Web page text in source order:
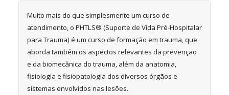
Muito mais do que simplesmente um curso de
atendimento, o PHTLS®️ (Suporte de Vida Pré-Hospitalar
para Trauma) é um curso de formação em trauma, que
aborda também os aspectos relevantes da prevenção
e da biomecânica do trauma, além da anatomia,
fisiologia e fisiopatologia dos diversos órgãos e
sistemas envolvidos nas lesões.